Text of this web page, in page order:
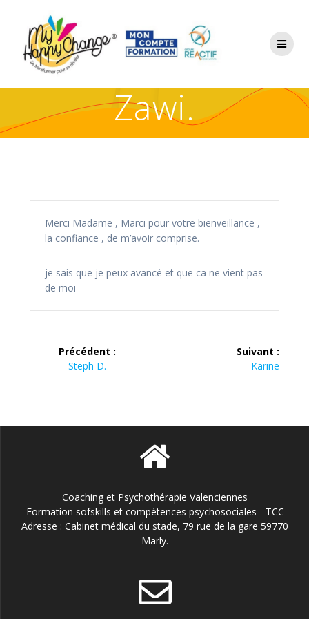
Zawi.
Merci Madame , Marci pour votre bienveillance ,
la confiance , de m’avoir comprise.
je sais que je peux avancé et que ca ne vient pas
de moi
Précédent :
Steph D.
Suivant :
Karine
Coaching et Psychothérapie Valenciennes
Formation sofskills et compétences psychosociales - TCC
Adresse : Cabinet médical du stade, 79 rue de la gare 59770
Marly.